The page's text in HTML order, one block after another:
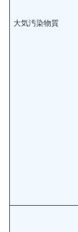
大気汚染物質